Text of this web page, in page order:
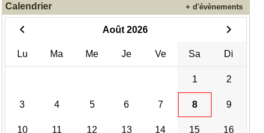
Calendrier
Août 2026
Lu Ma Me Je Ve Sa Di
1 2
3 4 5 6 7 8 9
10 11 12 13 14 15 16
+ d'évènements